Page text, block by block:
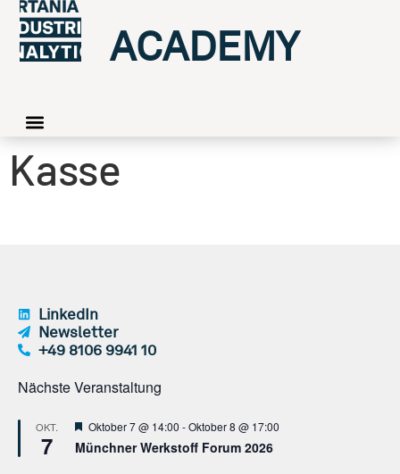
ACADEMY
Kasse
LinkedIn
Newsletter
+49 8106 9941 10
Nächste Veranstaltung
OKT.
7
Hervorgehoben
Oktober 7 @ 14:00 -Oktober 8 @ 17:00
Münchner Werkstoff Forum 2026